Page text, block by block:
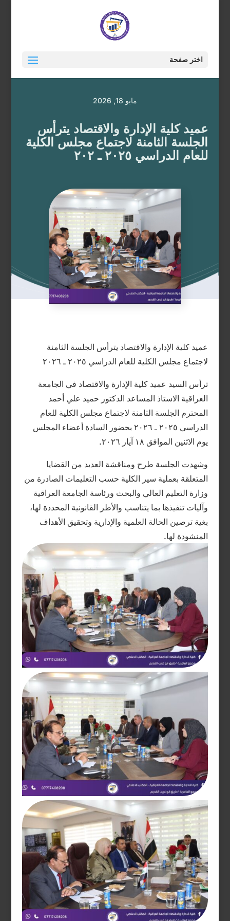
اختر صفحة
مايو 18, 2026
عميد كلية الإدارة والاقتصاد يترأس
الجلسة الثامنة لاجتماع مجلس الكلية
للعام الدراسي ٢٠٢٥ ـ ٢٠٢
عميد كلية الإدارة والاقتصاد يترأس الجلسة الثامنة
لاجتماع مجلس الكلية للعام الدراسي ٢٠٢٥ ـ ٢٠٢٦
ترأس السيد عميد كلية الإدارة والاقتصاد في الجامعة
العراقية الاستاذ المساعد الدكتور حميد علي أحمد
المحترم الجلسة الثامنة لاجتماع مجلس الكلية للعام
الدراسي ٢٠٢٥ ـ ٢٠٢٦ بحضور السادة أعضاء المجلس
يوم الاثنين الموافق ١٨ آيار ٢٠٢٦.
وشهدت الجلسة طرح ومناقشة العديد من القضايا
المتعلقة بعملية سير الكلية حسب التعليمات الصادرة من
وزارة التعليم العالي والبحث ورئاسة الجامعة العراقية
وآليات تنفيذها بما يتناسب والأطر القانونية المحددة لها،
بغية ترصين الحالة العلمية والإدارية وتحقيق الأهداف
المنشودة لها.